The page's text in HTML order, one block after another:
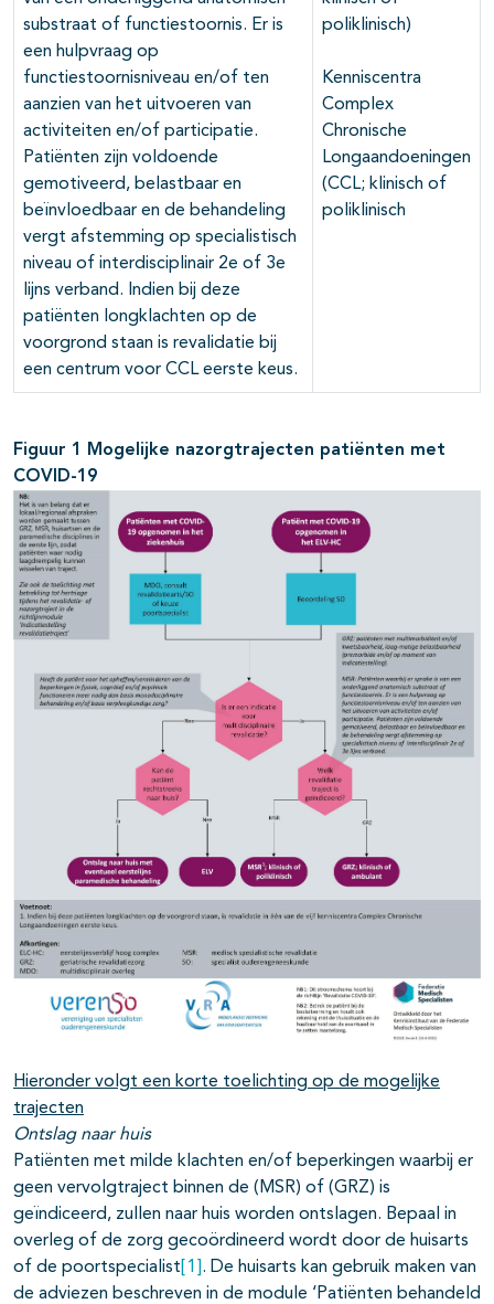
substraat of functiestoornis. Er is
een hulpvraag op
functiestoornisniveau en/of ten
aanzien van het uitvoeren van
activiteiten en/of participatie.
Patiënten zijn voldoende
gemotiveerd, belastbaar en
beïnvloedbaar en de behandeling
vergt afstemming op specialistisch
niveau of interdisciplinair 2e of 3e
lijns verband. Indien bij deze
patiënten longklachten op de
voorgrond staan is revalidatie bij
een centrum voor CCL eerste keus.
poliklinisch)
Kenniscentra
Complex
Chronische
Longaandoeningen
(CCL; klinisch of
poliklinisch
Figuur 1 Mogelijke nazorgtrajecten patiënten met
COVID-19
Hieronder volgt een korte toelichting op de mogelijke
trajecten
Ontslag naar huis
Patiënten met milde klachten en/of beperkingen waarbij er
geen vervolgtraject binnen de (MSR) of (GRZ) is
geïndiceerd, zullen naar huis worden ontslagen. Bepaal in
overleg of de zorg gecoördineerd wordt door de huisarts
of de poortspecialist [1] . De huisarts kan gebruik maken van
de adviezen beschreven in de module ‘Patiënten behandeld